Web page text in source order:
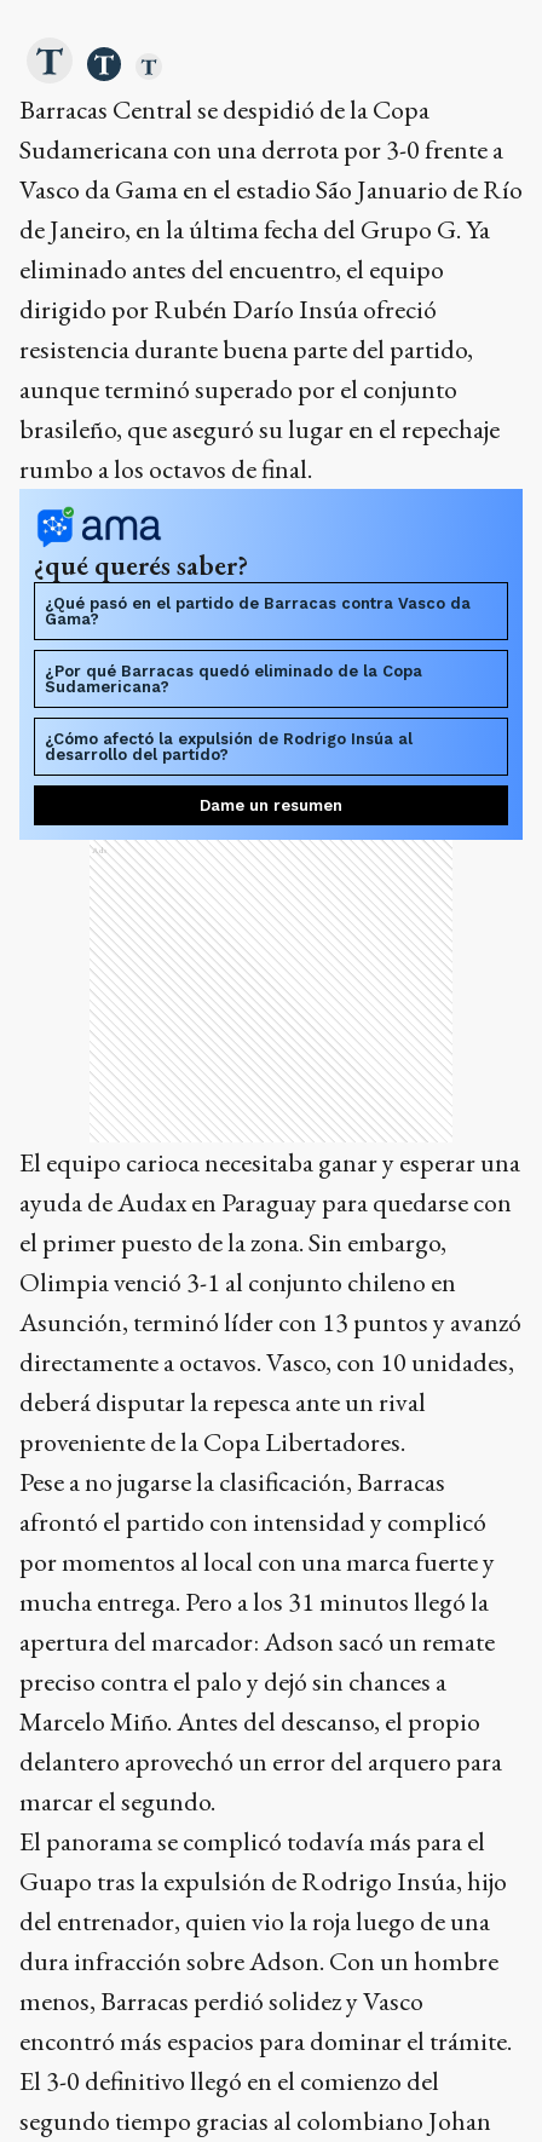
Barracas Central se despidió de la Copa
Sudamericana con una derrota por 3-0 frente a
Vasco da Gama en el estadio São Januario de Río
de Janeiro, en la última fecha del Grupo G. Ya
eliminado antes del encuentro, el equipo
dirigido por Rubén Darío Insúa ofreció
resistencia durante buena parte del partido,
aunque terminó superado por el conjunto
brasileño, que aseguró su lugar en el repechaje
rumbo a los octavos de final.
¿qué querés saber?
¿Qué pasó en el partido de Barracas contra Vasco da
Gama?
¿Por qué Barracas quedó eliminado de la Copa
Sudamericana?
¿Cómo afectó la expulsión de Rodrigo Insúa al
desarrollo del partido?
Dame un resumen
Ads
El equipo carioca necesitaba ganar y esperar una
ayuda de Audax en Paraguay para quedarse con
el primer puesto de la zona. Sin embargo,
Olimpia venció 3-1 al conjunto chileno en
Asunción, terminó líder con 13 puntos y avanzó
directamente a octavos. Vasco, con 10 unidades,
deberá disputar la repesca ante un rival
proveniente de la Copa Libertadores.
Pese a no jugarse la clasificación, Barracas
afrontó el partido con intensidad y complicó
por momentos al local con una marca fuerte y
mucha entrega. Pero a los 31 minutos llegó la
apertura del marcador: Adson sacó un remate
preciso contra el palo y dejó sin chances a
Marcelo Miño. Antes del descanso, el propio
delantero aprovechó un error del arquero para
marcar el segundo.
El panorama se complicó todavía más para el
Guapo tras la expulsión de Rodrigo Insúa, hijo
del entrenador, quien vio la roja luego de una
dura infracción sobre Adson. Con un hombre
menos, Barracas perdió solidez y Vasco
encontró más espacios para dominar el trámite.
El 3-0 definitivo llegó en el comienzo del
segundo tiempo gracias al colombiano Johan